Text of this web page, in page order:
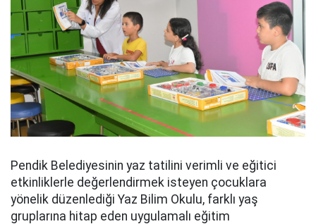
Pendik Belediyesinin yaz tatilini verimli ve eğitici
etkinliklerle değerlendirmek isteyen çocuklara
yönelik düzenlediği Yaz Bilim Okulu, farklı yaş
gruplarına hitap eden uygulamalı eğitim